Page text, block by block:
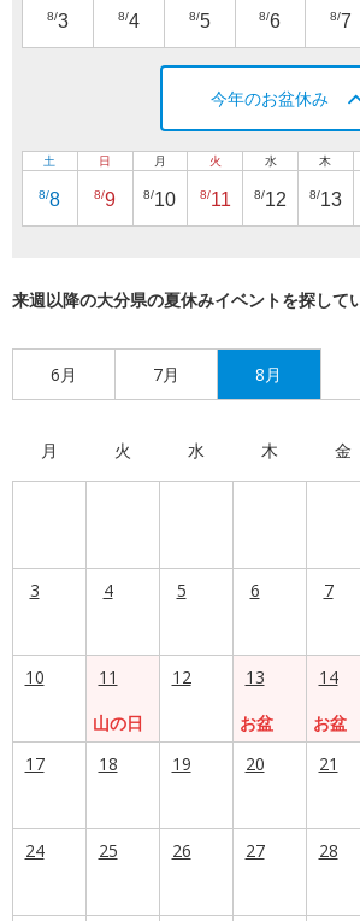
8/3 8/4 8/5 8/6 8/7
今年のお盆休み
土
8/8
日
8/9
月
8/10
火
8/11
水
8/12
木
8/13
来週以降の大分県の夏休みイベントを探して
6月 7月 8月
月 火 水 木 金
3 4 5 6 7
10
11
山の日
12
13
お盆
14
お盆
17
18 19 20 21
24 25 26 27 28